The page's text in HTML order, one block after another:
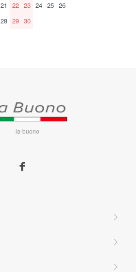
21 22 23 24 25 26
28 29 30
la-buono